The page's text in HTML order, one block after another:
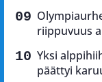
riippuvuus
Yksi
päättyi